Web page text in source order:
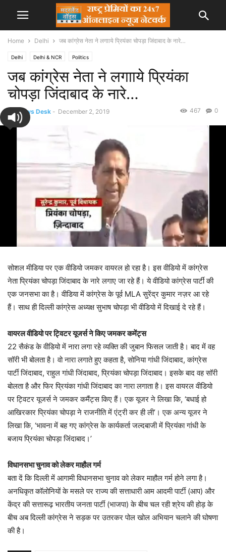
Home Delhi जब कांग्रेस नेता ने लगााये प्रियंका चोपड़ा जिंदाबाद के नारे…
Delhi Delhi & NCR Politics
जब कांग्रेस नेता ने लगााये प्रियंका
चोपड़ा जिंदाबाद के नारे…
By News Desk - December 2, 2019 0
467
सोशल मीडिया पर एक वीडियो जमकर वायरल हो रहा है। इस वीडियो में कांग्रेस
नेता प्रियंका चोपड़ा जिंदाबाद के नारे लगाए जा रहे हैं। ये वीडियो कांग्रेस पार्टी की
एक जनसभा का है। वीडिया में कांग्रेस के पूर्व MLA सुरेंद्र कुमार नज़र आ रहे
हैं। साथ ही दिल्ली कांग्रेस अध्यक्ष सुभाष चोपड़ा भी वीडियो में दिखाई दे रहे हैं।
वायरल वीडियो पर ट्विटर यूजर्स ने किए जमकर कमेंट्स
22 सैकंड के वीडियो में नारा लगा रहे व्यक्ति की जुबान फिसल जाती है। बाद में वह
सॉरी भी बोलता है। वो नारा लगाते हुए कहता है, सोनिया गांधी जिंदाबाद, कांग्रेस
पार्टी जिंदाबाद, राहुल गांधी जिंदाबाद, प्रियंका चोपड़ा जिंदाबाद। इसके बाद वह सॉरी
बोलता है और फिर प्रियंका गांधी जिंदाबाद का नारा लगाता है। इस वायरल वीडियो
पर ट्विटर यूजर्स ने जमकर कमैंट्स किए हैं। एक यूजर ने लिखा कि, ‘बधाई हो
आखिरकार प्रियंका चोपड़ा ने राजनीति में एंट्री कर ही ली’। एक अन्य यूजर ने
लिखा कि, ‘भावना में बह गए कांग्रेस के कार्यकर्ता जल्दबाजी में प्रियंका गांधी के
बजाय प्रियंका चोपड़ा जिंदाबाद।’
विधानसभा चुनाव को लेकर माहौल गर्म
बता दें कि दिल्ली में आगामी विधानसभा चुनाव को लेकर माहौल गर्म होने लगा है।
अनधिकृत कॉलोनियों के मसले पर राज्य की सत्ताधारी आम आदमी पार्टी (आप) और
केंद्र की सत्तारूढ़ भारतीय जनता पार्टी (भाजपा) के बीच चल रही श्रेय की होड़ के
बीच अब दिल्ली कांग्रेस ने सड़क पर उतरकर पोल खोल अभियान चलाने की घोषणा
की है।